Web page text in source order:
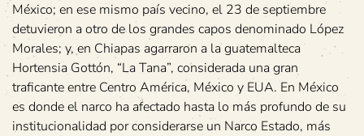
México; en ese mismo país vecino, el 23 de septiembre
detuvieron a otro de los grandes capos denominado López
Morales; y, en Chiapas agarraron a la guatemalteca
Hortensia Gottón, “La Tana”, considerada una gran
traficante entre Centro América, México y EUA. En México
es donde el narco ha afectado hasta lo más profundo de su
institucionalidad por considerarse un Narco Estado, más